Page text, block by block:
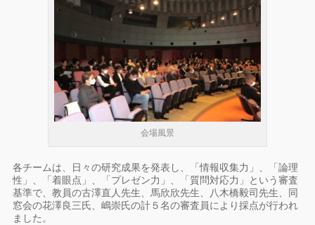
会場風景
各チームは、日々の研究成果を発表し、「情報収集力」、「論理
性」、「着眼点」、「プレゼン力」、「質問対応力」という審査
基準で、教員の古澤直人先生、馬欣欣先生、八木橋毅司先生、同
窓会の花澤良三氏、嶋崇氏の計５名の審査員により採点が行われ
ました。